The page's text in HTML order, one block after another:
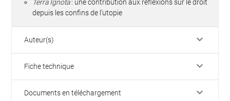
Terra Ignota: une contribution aux réflexions sur le droit
depuis les confins de l’utopie
Auteur(s) keyboard_arrow_down
Fiche technique keyboard_arrow_down
Documents en téléchargement keyboard_arrow_down